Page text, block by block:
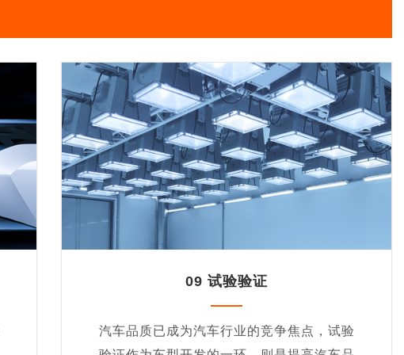
09 试验验证
汽车品质已成为汽车行业的竞争焦点，试验